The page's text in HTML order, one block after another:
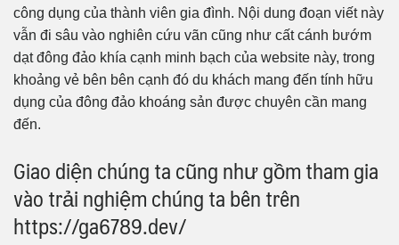
công dụng của thành viên gia đình. Nội dung đoạn viết này
vẫn đi sâu vào nghiên cứu vãn cũng như cất cánh bướm
dạt đông đảo khía cạnh minh bạch của website này, trong
khoảng vẻ bên bên cạnh đó du khách mang đến tính hữu
dụng của đông đảo khoáng sản được chuyên cần mang
đến.
Giao diện chúng ta cũng như gồm tham gia
vào trải nghiệm chúng ta bên trên
https://ga6789.dev/